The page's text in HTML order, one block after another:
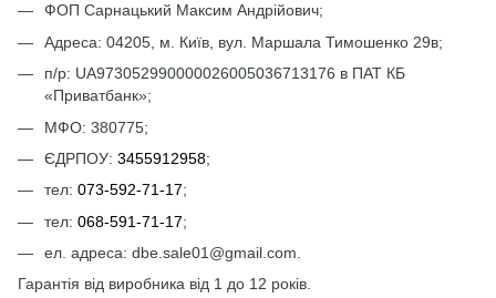
ФОП Сарнацький Максим Андрійович;
Адреса: 04205, м. Київ, вул. Маршала Тимошенко 29в;
п/р: UА973052990000026005036713176 в ПАТ КБ
«Приватбанк»;
МФО: 380775;
ЄДРПОУ: 3455912958;
тел: 073-592-71-17;
тел: 068-591-71-17;
ел. адреса: dbe.sale01@gmail.com.
Гарантія від виробника від 1 до 12 років.